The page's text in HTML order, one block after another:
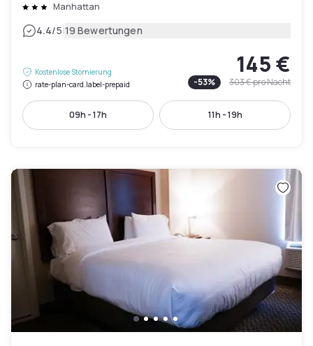
Manhattan
4.4/5|19 Bewertungen
Kostenlose Stornierung
rate-plan-card.label-prepaid
145 €
-53% 303 €pro Nacht
09h - 17h 11h - 19h